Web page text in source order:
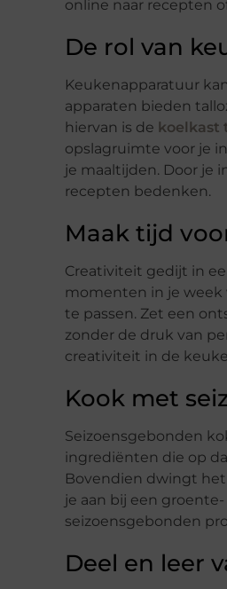
online naar recepten
De rol van
Keukenapparatuur
apparaten bieden
hiervan is de koelkast
opslagruimte voor je
je maaltijden. Door je
recepten bedenken.
Maak tijd
Creativiteit gedijt in
momenten in je
te passen. Zet een
zonder de druk van
creativiteit in de
Kook met
Seizoensgebonden
ingrediënten die op
Bovendien dwingt het
je aan bij een
seizoensgebonden
Deel en leer